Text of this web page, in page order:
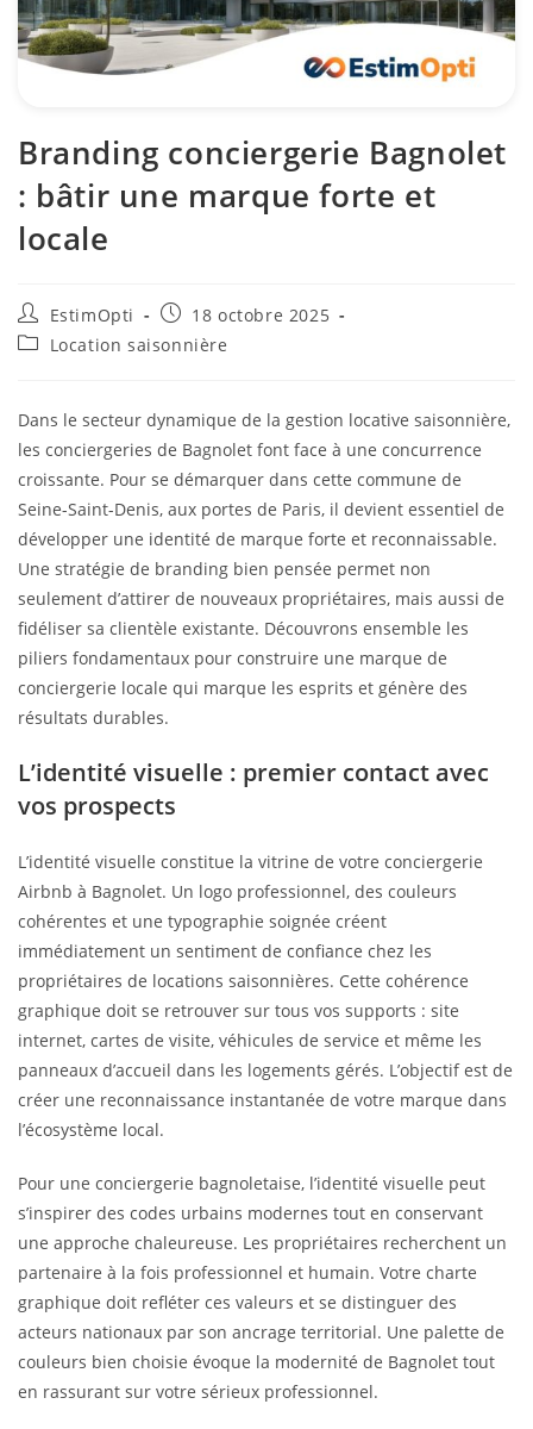
Branding conciergerie Bagnolet
: bâtir une marque forte et
locale
EstimOpti
18 octobre 2025
Location saisonnière
Dans le secteur dynamique de la gestion locative saisonnière,
les conciergeries de Bagnolet font face à une concurrence
croissante. Pour se démarquer dans cette commune de
Seine-Saint-Denis, aux portes de Paris, il devient essentiel de
développer une identité de marque forte et reconnaissable.
Une stratégie de branding bien pensée permet non
seulement d’attirer de nouveaux propriétaires, mais aussi de
fidéliser sa clientèle existante. Découvrons ensemble les
piliers fondamentaux pour construire une marque de
conciergerie locale qui marque les esprits et génère des
résultats durables.
L’identité visuelle : premier contact avec
vos prospects
L’identité visuelle constitue la vitrine de votre conciergerie
Airbnb à Bagnolet. Un logo professionnel, des couleurs
cohérentes et une typographie soignée créent
immédiatement un sentiment de confiance chez les
propriétaires de locations saisonnières. Cette cohérence
graphique doit se retrouver sur tous vos supports : site
internet, cartes de visite, véhicules de service et même les
panneaux d’accueil dans les logements gérés. L’objectif est de
créer une reconnaissance instantanée de votre marque dans
l’écosystème local.
Pour une conciergerie bagnoletaise, l’identité visuelle peut
s’inspirer des codes urbains modernes tout en conservant
une approche chaleureuse. Les propriétaires recherchent un
partenaire à la fois professionnel et humain. Votre charte
graphique doit refléter ces valeurs et se distinguer des
acteurs nationaux par son ancrage territorial. Une palette de
couleurs bien choisie évoque la modernité de Bagnolet tout
en rassurant sur votre sérieux professionnel.